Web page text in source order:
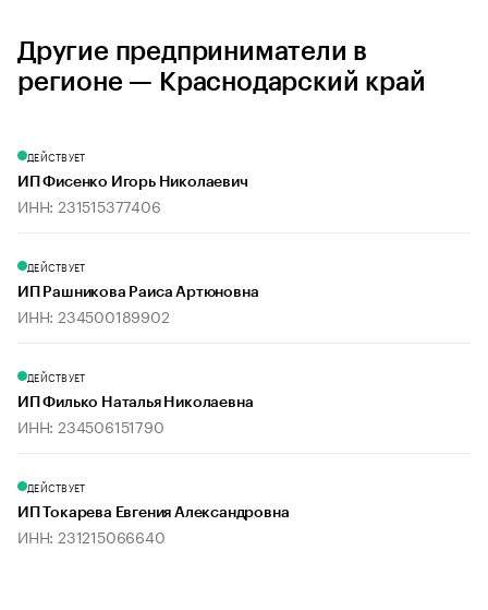
Другие предприниматели в
регионе — Краснодарский край
ДЕЙСТВУЕТ
ИП Фисенко Игорь Николаевич
ИНН: 231515377406
ДЕЙСТВУЕТ
ИП Рашникова Раиса Артюновна
ИНН: 234500189902
ДЕЙСТВУЕТ
ИП Филько Наталья Николаевна
ИНН: 234506151790
ДЕЙСТВУЕТ
ИП Токарева Евгения Александровна
ИНН: 231215066640